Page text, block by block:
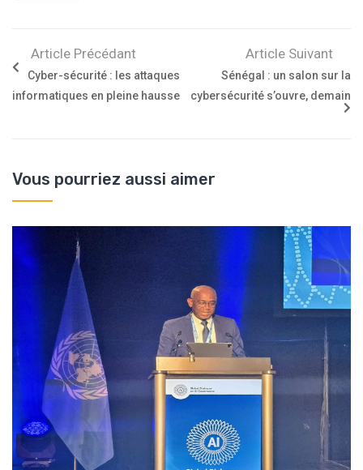
Article Précédant
Cyber-sécurité : les attaques
informatiques en pleine hausse
Article Suivant
Sénégal : un salon sur la
cybersécurité s’ouvre, demain
Vous pourriez aussi aimer